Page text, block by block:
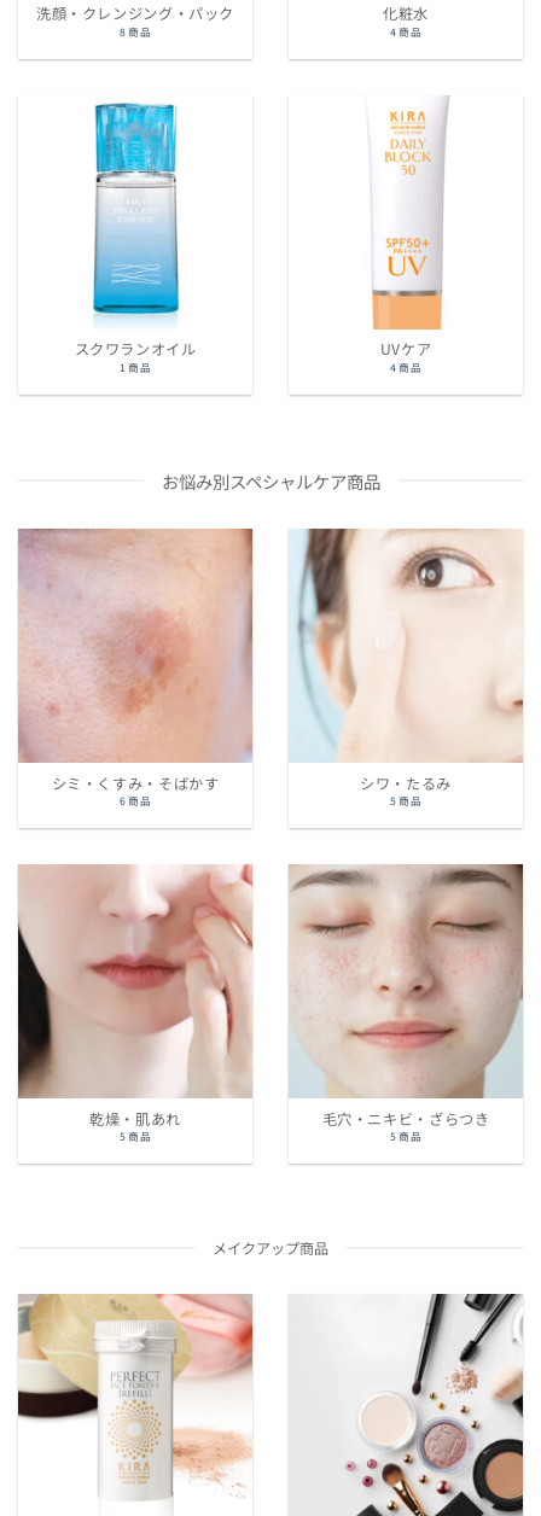
洗顔・クレンジング・パック
8 商品
化粧水
4 商品
スクワランオイル
1 商品
UVケア
4 商品
お悩み別スペシャルケア商品
シミ・くすみ・そばかす
6 商品
シワ・たるみ
5 商品
乾燥・肌あれ
5 商品
毛穴・ニキビ・ざらつき
5 商品
メイクアップ商品